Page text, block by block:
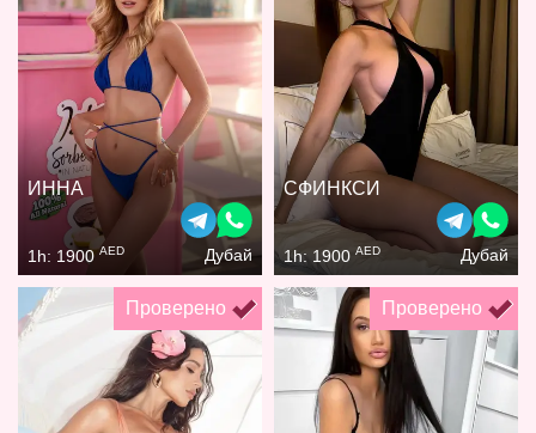
ИННА
1h: 1900 AED Дубай
СФИНКСИ
1h: 1900 AED Дубай
Проверено Проверено